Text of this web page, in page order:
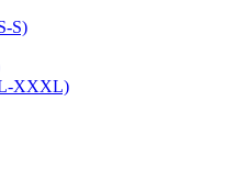
S)
XXXL)